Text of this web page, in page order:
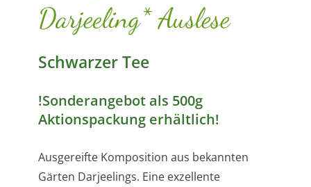
Darjeeling* Auslese
Schwarzer Tee
!Sonderangebot als 500g
Aktionspackung erhältlich!
Ausgereifte Komposition aus bekannten
Gärten Darjeelings. Eine exzellente